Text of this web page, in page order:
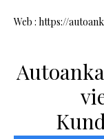
Web : https://